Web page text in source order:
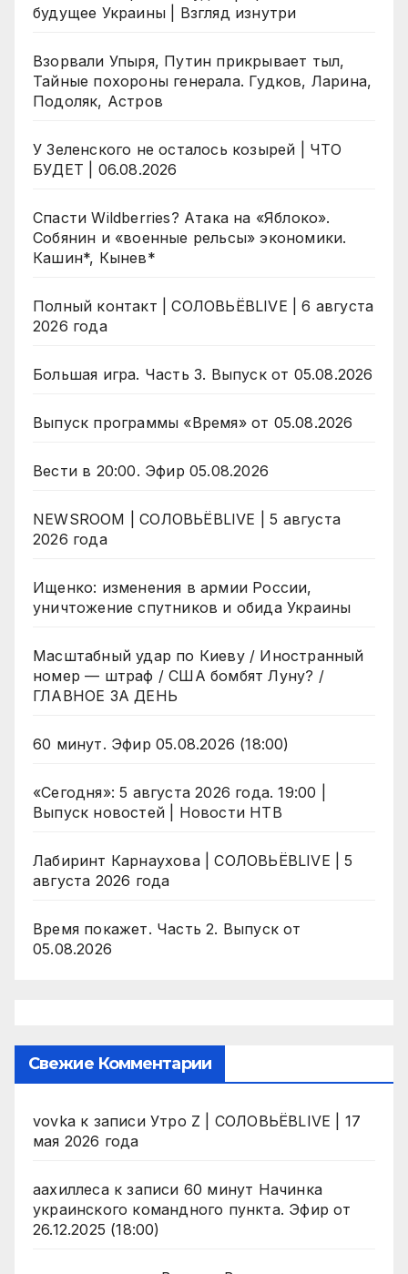
будущее Украины | Взгляд изнутри
Взорвали Упыря, Путин прикрывает тыл,
Тайные похороны генерала. Гудков, Ларина,
Подоляк, Астров
У Зеленского не осталось козырей | ЧТО
БУДЕТ | 06.08.2026
Спасти Wildberries? Атака на «Яблоко».
Собянин и «военные рельсы» экономики.
Кашин*, Кынев*
Полный контакт | СОЛОВЬЁВLIVE | 6 августа
2026 года
Большая игра. Часть 3. Выпуск от 05.08.2026
Выпуск программы «Время» от 05.08.2026
Вести в 20:00. Эфир 05.08.2026
NEWSROOM | СОЛОВЬЁВLIVE | 5 августа
2026 года
Ищенко: изменения в армии России,
уничтожение спутников и обида Украины
Масштабный удар по Киеву / Иностранный
номер — штраф / США бомбят Луну? /
ГЛАВНОЕ ЗА ДЕНЬ
60 минут. Эфир 05.08.2026 (18:00)
«Сегодня»: 5 августа 2026 года. 19:00 |
Выпуск новостей | Новости НТВ
Лабиринт Карнаухова | СОЛОВЬЁВLIVE | 5
августа 2026 года
Время покажет. Часть 2. Выпуск от
05.08.2026
Свежие Комментарии
vovka к записи Утро Z | СОЛОВЬЁВLIVE | 17
мая 2026 года
аахиллесак записи 60 минут Начинка
украинского командного пункта. Эфир от
26.12.2025 (18:00)